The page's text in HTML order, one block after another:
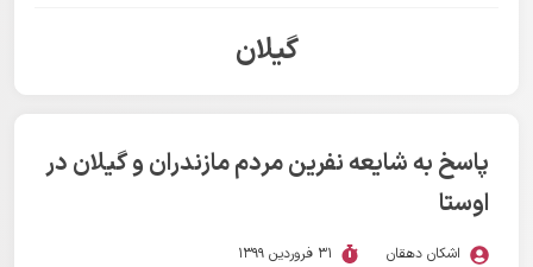
گیلان
پاسخ به شایعه نفرین مردم مازندران و گیلان در
اوستا
اشکان دهقان 31 فروردین 1399